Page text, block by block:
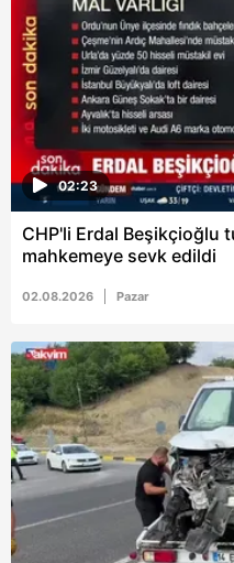
02:23
CHP'li Erdal Beşikçioğlu
mahkemeye sevk edildi
02.08.2026 Pazar